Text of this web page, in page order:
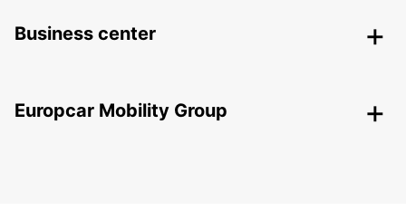
Business center
Europcar Mobility Group